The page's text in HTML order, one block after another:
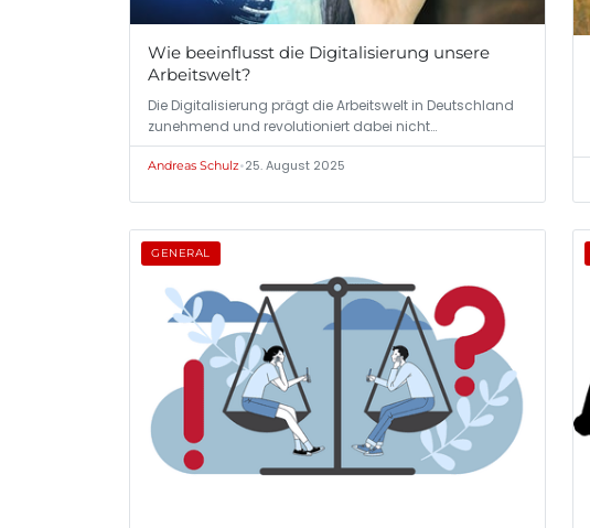
Wie beeinflusst die Digitalisierung unsere
Arbeitswelt?
Die Digitalisierung prägt die Arbeitswelt in Deutschland
zunehmend und revolutioniert dabei nicht…
Andreas Schulz•25. August 2025
GENERAL